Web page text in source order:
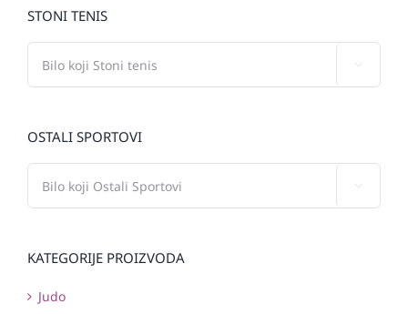
STONI TENIS
OSTALI SPORTOVI
KATEGORIJE PROIZVODA
Judo